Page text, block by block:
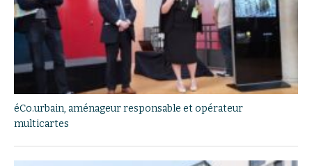
éCo.urbain, aménageur responsable et opérateur
multicartes